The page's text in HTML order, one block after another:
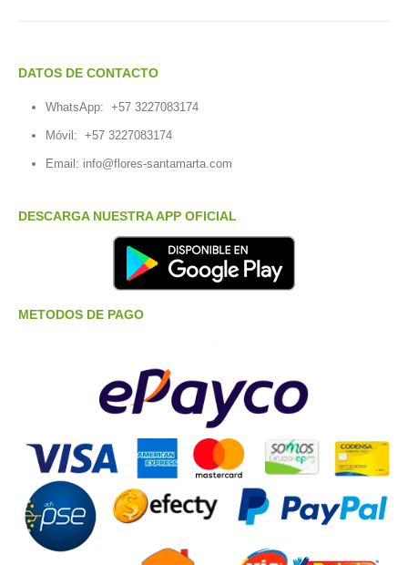
DATOS DE CONTACTO
WhatsApp: +57 3227083174
Móvil: +57 3227083174
Email: info@flores-santamarta.com
DESCARGA NUESTRA APP OFICIAL
METODOS DE PAGO